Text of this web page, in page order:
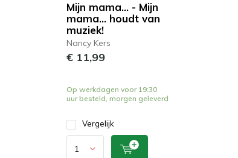
Mijn mama… - Mijn
mama... houdt van
muziek!
Nancy Kers
€ 11,99
Op werkdagen voor 19:30
uur besteld, morgen geleverd
Vergelijk